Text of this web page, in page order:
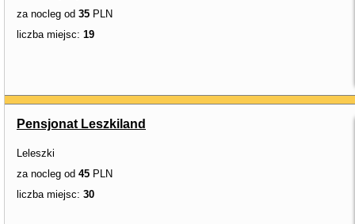
za nocleg od 35 PLN
liczba miejsc: 19
Pensjonat Leszkiland
Leleszki
za nocleg od 45 PLN
liczba miejsc: 30